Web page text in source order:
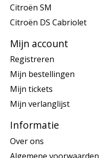
Citroën SM
Citroën DS Cabriolet
Mijn account
Registreren
Mijn bestellingen
Mijn tickets
Mijn verlanglijst
Informatie
Over ons